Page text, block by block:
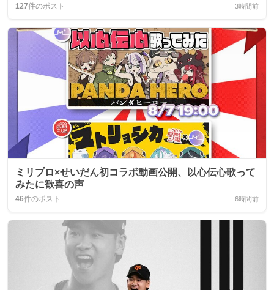
127件のポスト 3時間前
ミリプロ×せいだん初コラボ動画公開、以心伝心歌って
みたに歓喜の声
46件のポスト 6時間前